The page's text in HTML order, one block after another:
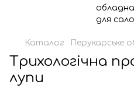
Каталог Перукарське
Трихологічна
лупи